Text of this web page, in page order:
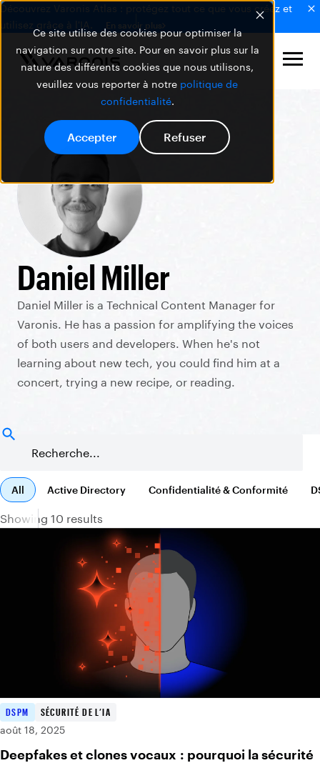
Ce site utilise des cookies pour optimiser la
navigation sur notre site. Pour en savoir plus sur la
nature des différents cookies que nous utilisons,
veuillez vous reporter à notre politique de
confidentialité.
Accepter Refuser
Découvrez Varonis Atlas : protégez tout ce que vous créez et
utilisez grâce à l'IA.
En savoir plus
Daniel Miller
Daniel Miller is a Technical Content Manager for
Varonis. He has a passion for amplifying the voices
of both users and developers. When he's not
learning about new tech, you could find him at a
concert, trying a new recipe, or reading.
All Active Directory Confidentialité & Conformité
Showing 10 results
DSPM
SÉCURITÉ DE L’IA
août 18, 2025
Deepfakes et clones vocaux : pourquoi la sécurité